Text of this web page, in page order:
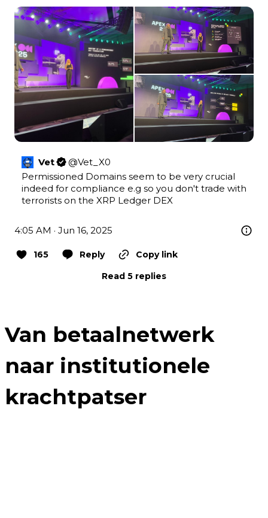
Vet @Vet_X0
Permissioned Domains seem to be very crucial
indeed for compliance e.g so you don't trade with
terrorists on the XRP Ledger DEX
4:05 AM · Jun 16, 2025
165 Reply
Copy link
Read 5 replies
Van betaalnetwerk
naar institutionele
krachtpatser